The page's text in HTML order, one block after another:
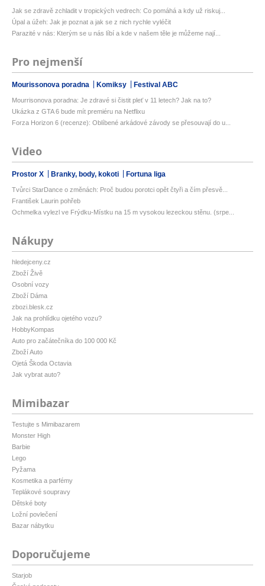
Jak se zdravě zchladit v tropických vedrech: Co pomáhá a kdy už riskuj...
Úpal a úžeh: Jak je poznat a jak se z nich rychle vyléčit
Parazité v nás: Kterým se u nás líbí a kde v našem těle je můžeme nají...
Pro nejmenší
Mourissonova poradna Komiksy Festival ABC
Mourrisonova poradna: Je zdravé si čistit pleť v 11 letech? Jak na to?
Ukázka z GTA 6 bude mít premiéru na Netflixu
Forza Horizon 6 (recenze): Oblíbené arkádové závody se přesouvají do u...
Video
Prostor X Branky, body, kokoti Fortuna liga
Tvůrci StarDance o změnách: Proč budou porotci opět čtyři a čím přesvě...
František Laurin pohřeb
Ochmelka vylezl ve Frýdku-Místku na 15 m vysokou lezeckou stěnu. (srpe...
Nákupy
hledejceny.cz
Zboží Živě
Osobní vozy
Zboží Dáma
zbozi.blesk.cz
Jak na prohlídku ojetého vozu?
HobbyKompas
Auto pro začátečníka do 100 000 Kč
Zboží Auto
Ojetá Škoda Octavia
Jak vybrat auto?
Mimibazar
Testujte s Mimibazarem
Monster High
Barbie
Lego
Pyžama
Kosmetika a parfémy
Teplákové soupravy
Dětské boty
Ložní povlečení
Bazar nábytku
Doporučujeme
Starjob